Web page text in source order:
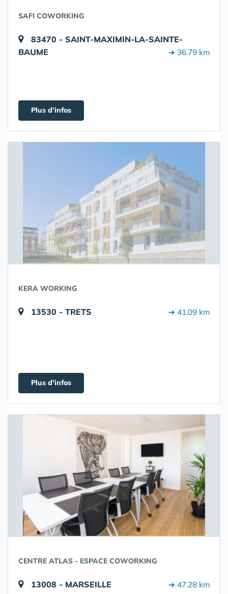
SAFI COWORKING
83470 - SAINT-MAXIMIN-LA-SAINTE-
BAUME
➔ 36.79 km
Plus d'infos
KERA WORKING
13530 - TRETS ➔ 41.09 km
Plus d'infos
CENTRE ATLAS - ESPACE COWORKING
13008 - MARSEILLE ➔ 47.28 km